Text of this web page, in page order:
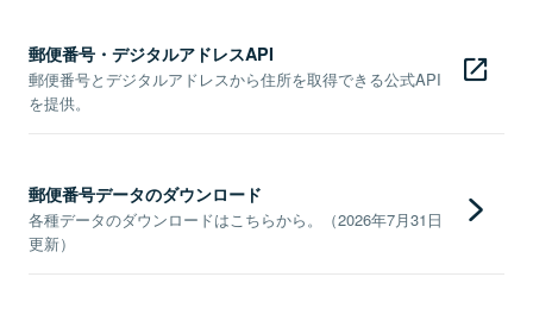
郵便番号・デジタルアドレスAPI
郵便番号とデジタルアドレスから住所を取得できる公式API
を提供。
郵便番号データのダウンロード
各種データのダウンロードはこちらから。（2026年7月31日
更新）